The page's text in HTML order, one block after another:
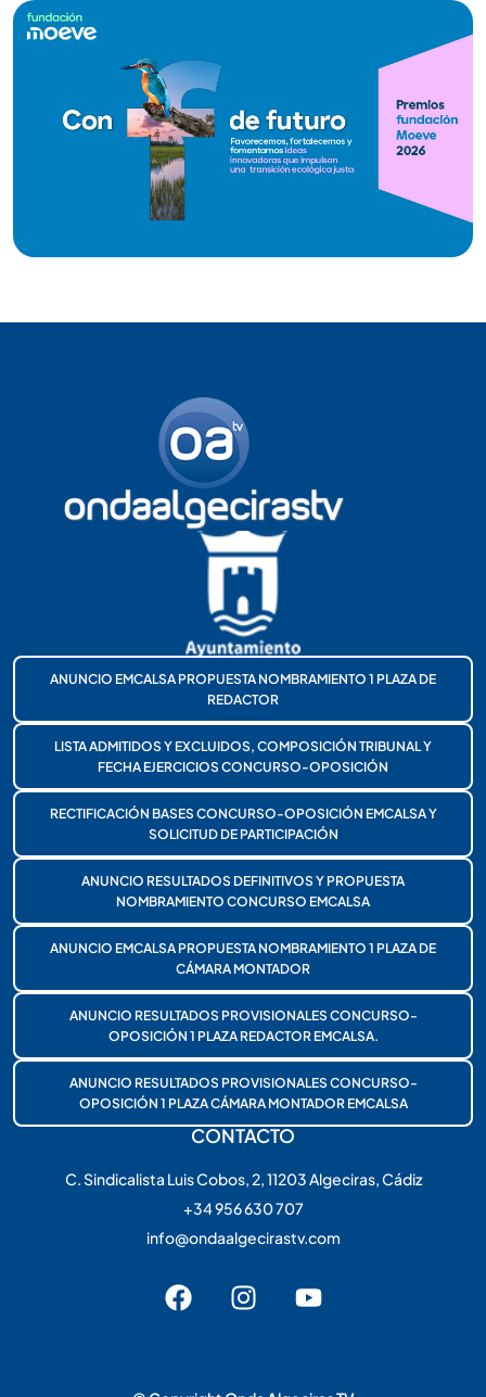
ANUNCIO EMCALSA PROPUESTA NOMBRAMIENTO 1 PLAZA DE
REDACTOR
LISTA ADMITIDOS Y EXCLUIDOS, COMPOSICIÓN TRIBUNAL Y
FECHA EJERCICIOS CONCURSO-OPOSICIÓN
RECTIFICACIÓN BASES CONCURSO-OPOSICIÓN EMCALSA Y
SOLICITUD DE PARTICIPACIÓN
ANUNCIO RESULTADOS DEFINITIVOS Y PROPUESTA
NOMBRAMIENTO CONCURSO EMCALSA
ANUNCIO EMCALSA PROPUESTA NOMBRAMIENTO 1 PLAZA DE
CÁMARA MONTADOR
ANUNCIO RESULTADOS PROVISIONALES CONCURSO-
OPOSICIÓN 1 PLAZA REDACTOR EMCALSA.
ANUNCIO RESULTADOS PROVISIONALES CONCURSO-
OPOSICIÓN 1 PLAZA CÁMARA MONTADOR EMCALSA
CONTACTO
C. Sindicalista Luis Cobos, 2, 11203 Algeciras, Cádiz
+34 956 630 707
info@ondaalgecirastv.com